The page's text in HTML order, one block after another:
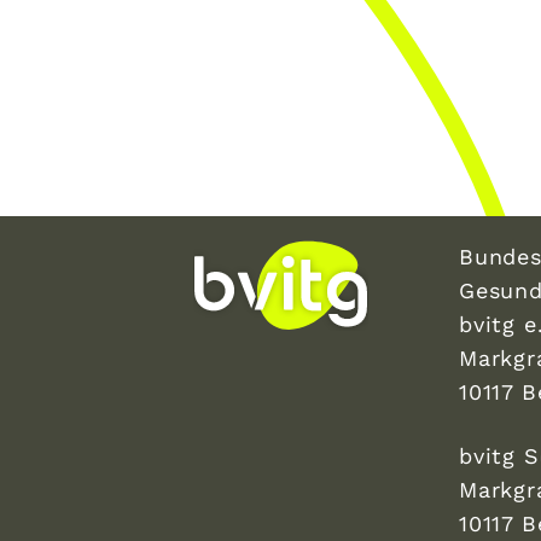
bvitg
10117
bvitg
10117